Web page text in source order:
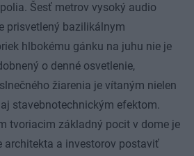
Šesť metrov vysoký audio
prisvetlený bazilikálnym
hlbokému gánku na juhu nie je
o denné osvetlenie,
žiarenia je vítaným nielen
stavebnotechnickým efektom.
tvoriacim základný pocit v dome je
architekta a investorov postaviť